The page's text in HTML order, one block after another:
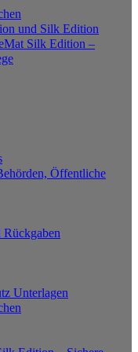
und Silk Edition
Silk Edition –
Öffentliche
Unterlagen